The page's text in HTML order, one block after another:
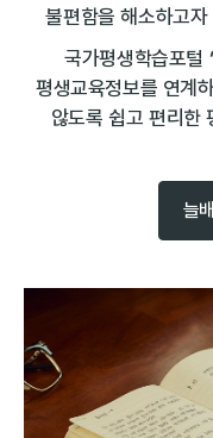
불편함을 해소하고
국가평생학습포털
평생교육정보를 연계
않도록 쉽고 편리한
늘